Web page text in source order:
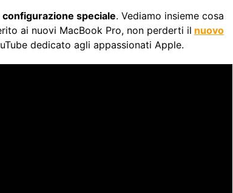
configurazione speciale. Vediamo insieme cosa
ai nuovi MacBook Pro, non perderti il nuovo
dedicato agli appassionati Apple.